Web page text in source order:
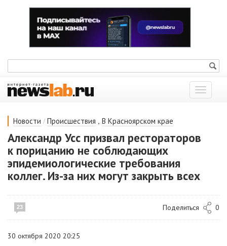
Показать
меню
Новости / Происшествия , В Красноярском крае
Александр Усс призвал рестораторов
к порицанию не соблюдающих
эпидемиологические требования
коллег. Из-за них могут закрыть всех
23 Поделиться 0
30 октября 2020 20:25